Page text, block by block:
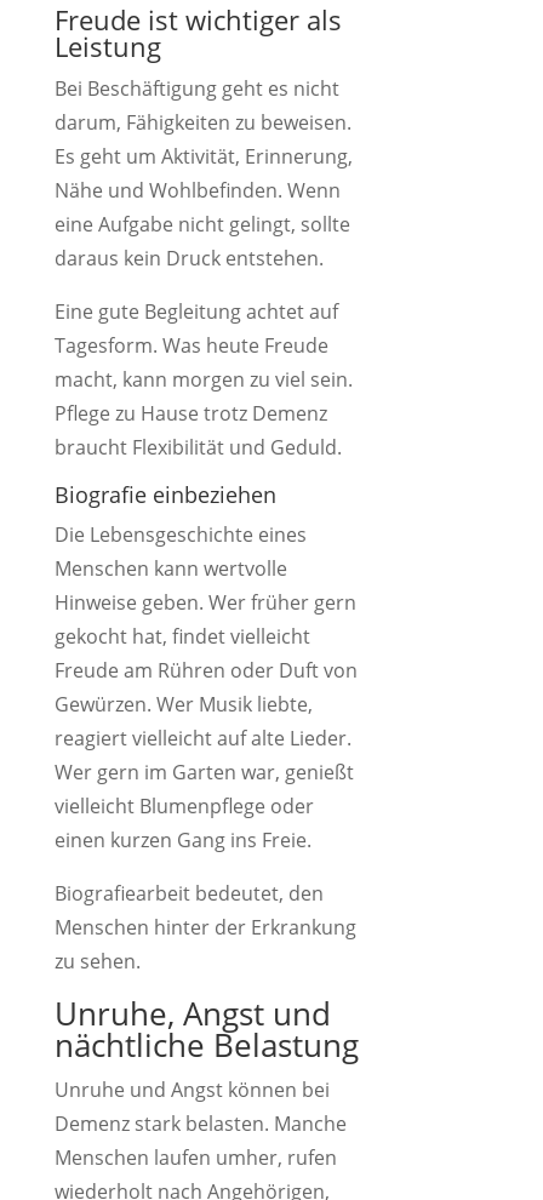
Freude ist wichtiger als
Leistung
Bei Beschäftigung geht es nicht
darum, Fähigkeiten zu beweisen.
Es geht um Aktivität, Erinnerung,
Nähe und Wohlbefinden. Wenn
eine Aufgabe nicht gelingt, sollte
daraus kein Druck entstehen.
Eine gute Begleitung achtet auf
Tagesform. Was heute Freude
macht, kann morgen zu viel sein.
Pflege zu Hause trotz Demenz
braucht Flexibilität und Geduld.
Biografie einbeziehen
Die Lebensgeschichte eines
Menschen kann wertvolle
Hinweise geben. Wer früher gern
gekocht hat, findet vielleicht
Freude am Rühren oder Duft von
Gewürzen. Wer Musik liebte,
reagiert vielleicht auf alte Lieder.
Wer gern im Garten war, genießt
vielleicht Blumenpflege oder
einen kurzen Gang ins Freie.
Biografiearbeit bedeutet, den
Menschen hinter der Erkrankung
zu sehen.
Unruhe, Angst und
nächtliche Belastung
Unruhe und Angst können bei
Demenz stark belasten. Manche
Menschen laufen umher, rufen
wiederholt nach Angehörigen,